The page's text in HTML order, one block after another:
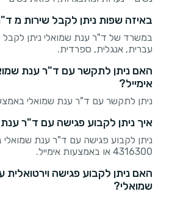
באיזה שפות ניתן לקבל שירות מ
במשרד של ד"ר ענת שמואלי ניתן לקבל
עברית, אנגלית, ספרדית.
האם ניתן לתקשר עם ד"ר ענת
אימייל?
ניתן לתקשר עם ד"ר ענת שמואלי
איך ניתן לקבוע פגישה עם ד"ר
4316300 או באמצעות אימייל.
האם ניתן לקבוע פגישה
שמואלי?